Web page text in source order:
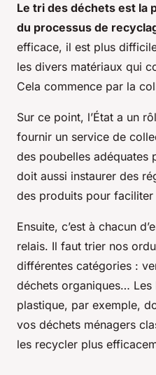
Le tri des déchets est la
du processus de
efficace, il est plus
les divers matériaux qui
Cela commence par la
Sur ce point, l’État a un
fournir un service de
des poubelles adéquates
doit aussi instaurer des
des produits pour
Ensuite, c’est à chacun
relais. Il faut trier nos
différentes catégories :
déchets organiques…
plastique, par exemple,
vos déchets ménagers
les recycler plus